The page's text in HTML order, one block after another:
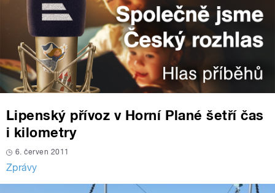
Lipenský přívoz v Horní Plané šetří čas
i kilometry
6. červen 2011
Zprávy